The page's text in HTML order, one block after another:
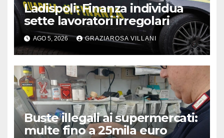
Ladispoli: Finanza individua
sette lavoratori irregolari
AGO 5, 2026 GRAZIAROSA VILLANI
Buste illegali ai supermercati:
multe fino a 25mila euro